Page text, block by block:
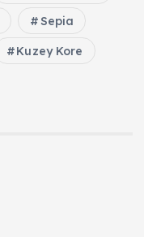
Sepia
Kuzey Kore